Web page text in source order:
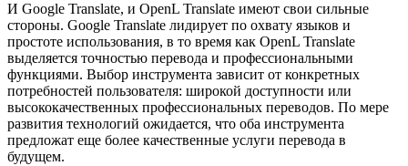
И Google Translate, и OpenL Translate имеют свои сильные
стороны. Google Translate лидирует по охвату языков и
простоте использования, в то время как OpenL Translate
выделяется точностью перевода и профессиональными
функциями. Выбор инструмента зависит от конкретных
потребностей пользователя: широкой доступности или
высококачественных профессиональных переводов. По мере
развития технологий ожидается, что оба инструмента
предложат еще более качественные услуги перевода в
будущем.